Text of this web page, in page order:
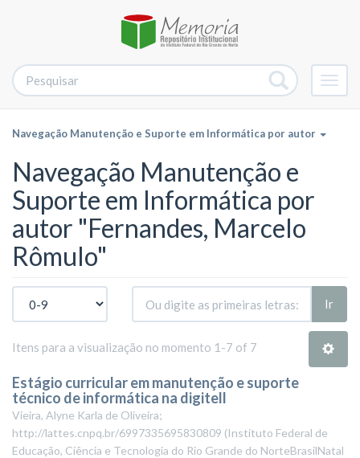
Navegação Manutenção e Suporte em Informática por autor
Navegação Manutenção e
Suporte em Informática por
autor "Fernandes, Marcelo
Rômulo"
Ir
Itens para a visualização no momento 1-7 of 7
Estágio curricular em manutenção e suporte
técnico de informática na digitell
Vieira, Alyne Karla de Oliveira;
http://lattes.cnpq.br/6997335695830809 (Instituto Federal de
Educação, Ciência e Tecnologia do Rio Grande do NorteBrasilNatal